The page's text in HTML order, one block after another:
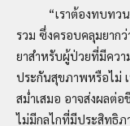
“เราต้องทบทวนว่
รวม ซึ่งครอบคลุมยาก
ยาสำหรับผู้ป่วยที่มีคว
ประกันสุขภาพหรือไม่ เ
สม่ำเสมอ อาจส่งผลต่อ
ไม่มีกลไกที่มีประสิทธิภ